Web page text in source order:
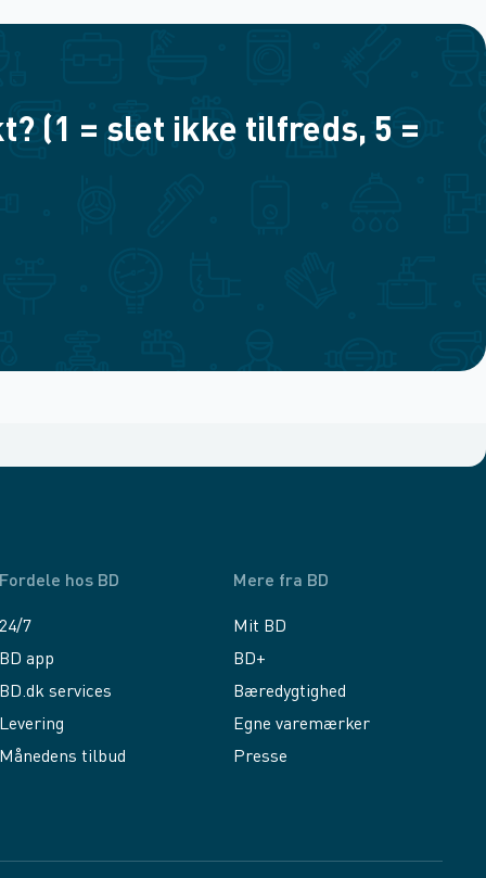
(1 = slet ikke tilfreds, 5 =
hos BD
7
app
services
tilbud
Mere fra BD
Mit BD
BD+
Bæredygtighed
Egne varemærker
Presse